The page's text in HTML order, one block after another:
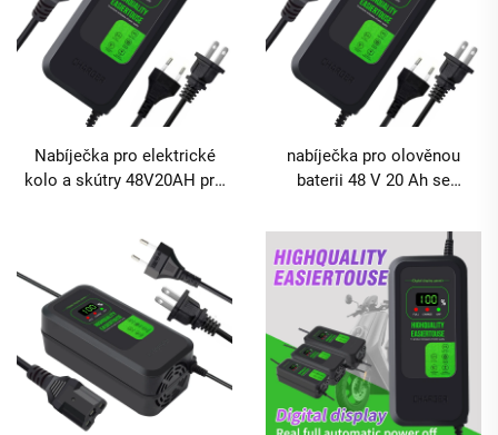
Nabíječka pro elektrické
kolo a skútry 48V20AH pro
digitálním displejem
nabíječka pro olověnou
baterii 48 V 20 Ah se
digitálním displejem,
rychlonabíječka pro
elektrický skútr